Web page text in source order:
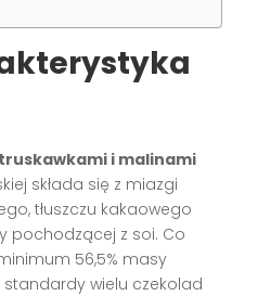
i malinami
składa się z miazgi
tłuszczu kakaowego
pochodzącej z soi. Co
56,5% masy
standardy wielu czekolad